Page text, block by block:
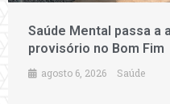
Saúde Mental passa a
provisório no Bom Fim
agosto 6, 2026 Saúde